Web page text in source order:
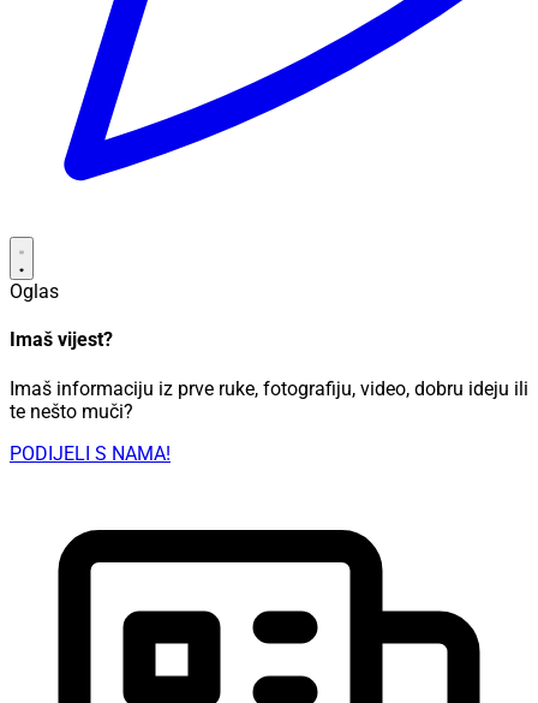
Oglas
Imaš vijest?
Imaš informaciju iz prve ruke, fotografiju, video, dobru ideju ili
te nešto muči?
PODIJELI S NAMA!